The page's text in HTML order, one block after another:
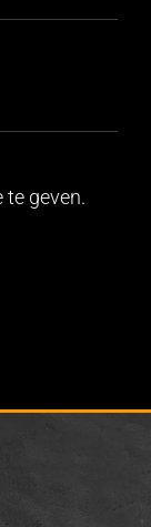
geven.